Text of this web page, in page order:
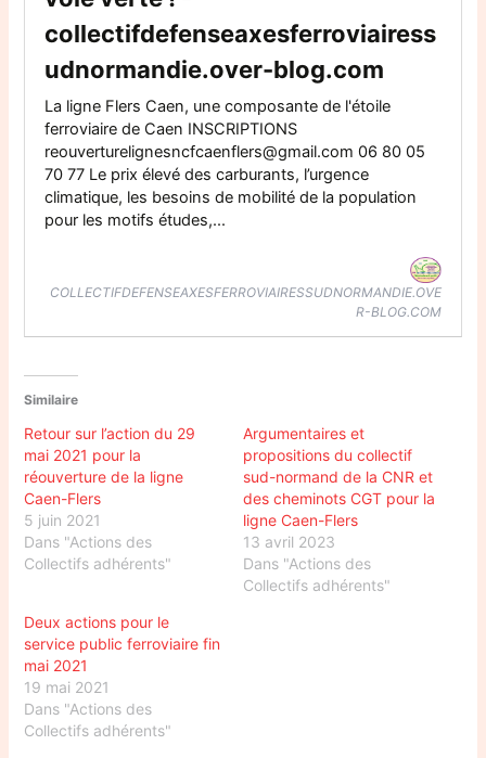
collectifdefenseaxesferroviairess
udnormandie.over-blog.com
La ligne Flers Caen, une composante de l'étoile
ferroviaire de Caen INSCRIPTIONS
reouverturelignesncfcaenflers@gmail.com 06 80 05
70 77 Le prix élevé des carburants, l’urgence
climatique, les besoins de mobilité de la population
pour les motifs études,...
COLLECTIFDEFENSEAXESFERROVIAIRESSUDNORMANDIE.OVE
R-BLOG.COM
Similaire
Retour sur l’action du 29
mai 2021 pour la
réouverture de la ligne
Caen-Flers
5 juin 2021
Dans "Actions des
Collectifs adhérents"
Argumentaires et
propositions du collectif
sud-normand de la CNR et
des cheminots CGT pour la
ligne Caen-Flers
13 avril 2023
Dans "Actions des
Collectifs adhérents"
Deux actions pour le
service public ferroviaire fin
mai 2021
19 mai 2021
Dans "Actions des
Collectifs adhérents"